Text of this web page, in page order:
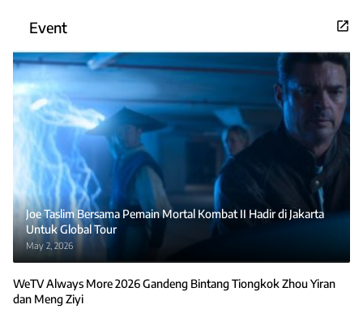
Event
Joe Taslim Bersama Pemain Mortal Kombat II Hadir di Jakarta
Untuk Global Tour
May 2, 2026
WeTV Always More 2026 Gandeng Bintang Tiongkok Zhou Yiran
dan Meng Ziyi